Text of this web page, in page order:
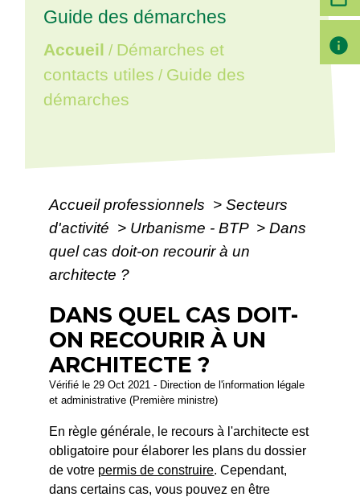
Guide des démarches
Accueil / Démarches et
contacts utiles / Guide des
démarches
Accueil professionnels > Secteurs
d'activité > Urbanisme - BTP > Dans
quel cas doit-on recourir à un
architecte ?
DANS QUEL CAS DOIT-
ON RECOURIR À UN
ARCHITECTE ?
Vérifié le 29 Oct 2021 - Direction de l'information légale
et administrative (Première ministre)
En règle générale, le recours à l'architecte est
obligatoire pour élaborer les plans du dossier
de votre permis de construire. Cependant,
dans certains cas, vous pouvez en être
info